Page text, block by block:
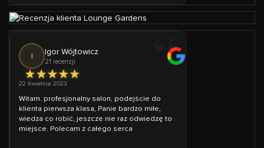
I Igor Wójtowicz
21 recenzji
22 kwietnia 2023
Witam. profesjonalny salon, podejście do
klienta pierwsza klasa, Panie bardzo miłe,
wiedza co robić, jeszcze nie raz odwiedzę to
miejsce. Polecam z całego serca